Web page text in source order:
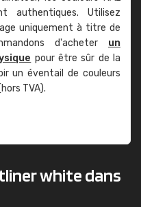
authentiques. Utilisez
uniquement à titre de
d'acheter un
pour être sûr de la
un éventail de couleurs
TVA).
white dans